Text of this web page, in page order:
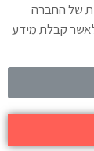
של החברה
קבלת מידע